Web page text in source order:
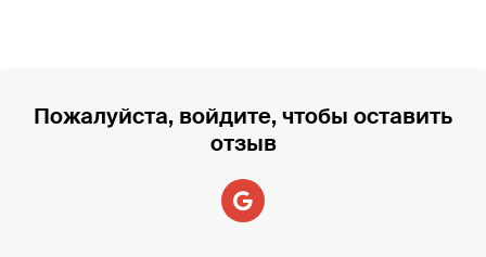
Пожалуйста, войдите, чтобы оставить
отзыв